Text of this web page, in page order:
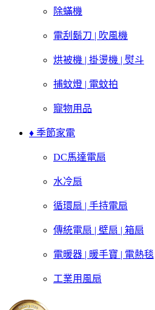
除蟎機
電刮鬍刀 | 吹風機
烘被機 | 掛燙機 | 熨斗
捕蚊燈 | 電蚊拍
寵物用品
♦ 季節家電
DC馬達電扇
水冷扇
循環扇 | 手持電扇
傳統電扇 | 壁扇 | 箱扇
電暖器 | 暖手寶 | 電熱毯
工業用風扇